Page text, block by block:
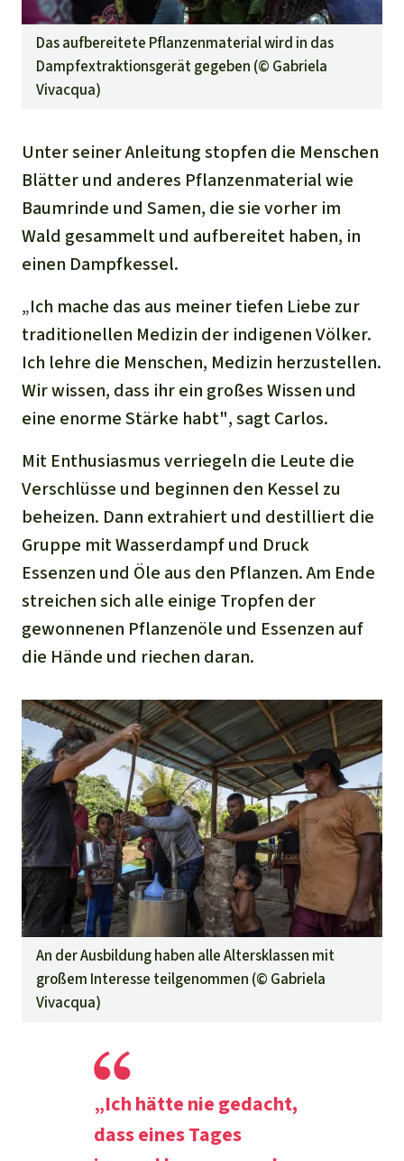
Das aufbereitete Pflanzenmaterial wird in das
Dampfextraktionsgerät gegeben (© Gabriela
Vivacqua)
Unter seiner Anleitung stopfen die Menschen
Blätter und anderes Pflanzenmaterial wie
Baumrinde und Samen, die sie vorher im
Wald gesammelt und aufbereitet haben, in
einen Dampfkessel.
„Ich mache das aus meiner tiefen Liebe zur
traditionellen Medizin der indigenen Völker.
Ich lehre die Menschen, Medizin herzustellen.
Wir wissen, dass ihr ein großes Wissen und
eine enorme Stärke habt", sagt Carlos.
Mit Enthusiasmus verriegeln die Leute die
Verschlüsse und beginnen den Kessel zu
beheizen. Dann extrahiert und destilliert die
Gruppe mit Wasserdampf und Druck
Essenzen und Öle aus den Pflanzen. Am Ende
streichen sich alle einige Tropfen der
gewonnenen Pflanzenöle und Essenzen auf
die Hände und riechen daran.
An der Ausbildung haben alle Altersklassen mit
großem Interesse teilgenommen (© Gabriela
Vivacqua)
„Ich hätte nie gedacht,
dass eines Tages